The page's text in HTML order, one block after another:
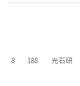
8 188 光石研